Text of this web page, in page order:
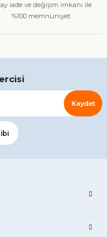
iade ve değişim imkanı ile
%100 memnuniyet
Kaydet